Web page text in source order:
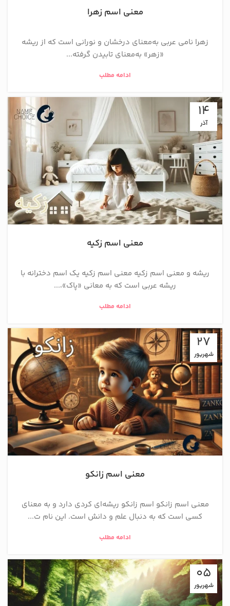
معنی اسم زهرا
زهرا نامی عربی به‌معنای درخشان و نورانی است که از ریشه
«زهر» به‌معنای تابیدن گرفته...
ادامه مطلب
14
آذر
معنی اسم زکیه
ریشه و معنی اسم زکیه معنی اسم زکیه یک اسم دخترانه با
ریشه عربی است که به معانی «پاک»،...
ادامه مطلب
27
شهریور
معنی اسم زانکو
معنی اسم زانکو اسم زانکو ریشه‌ای کردی دارد و به معنای
کسی است که به دنبال علم و دانش است. این نام ت...
ادامه مطلب
05
شهریور